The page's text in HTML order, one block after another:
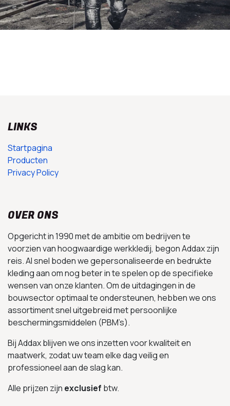
LINKS
Startpagina
Producten
Privacy Policy
OVER ONS
Opgericht in 1990 met de ambitie om bedrijven te
voorzien van hoogwaardige werkkledij, begon Addax zijn
reis. Al snel boden we gepersonaliseerde en bedrukte
kleding aan om nog beter in te spelen op de specifieke
wensen van onze klanten. Om de uitdagingen in de
bouwsector optimaal te ondersteunen, hebben we ons
assortiment snel uitgebreid met persoonlijke
beschermingsmiddelen (PBM’s).
Bij Addax blijven we ons inzetten voor kwaliteit en
maatwerk, zodat uw team elke dag veilig en
professioneel aan de slag kan.
Alle prijzen zijn exclusief btw.